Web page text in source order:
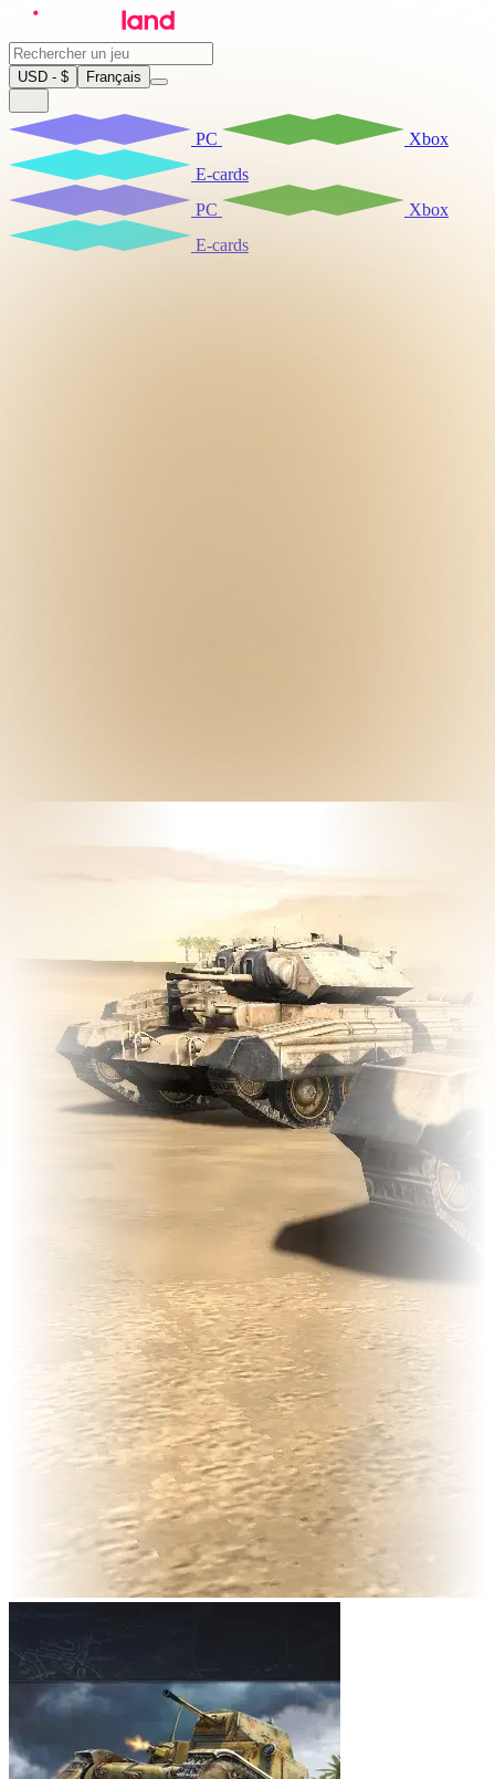
USD - $ Français
PC
Xbox
E-cards
PC
Xbox
E-cards